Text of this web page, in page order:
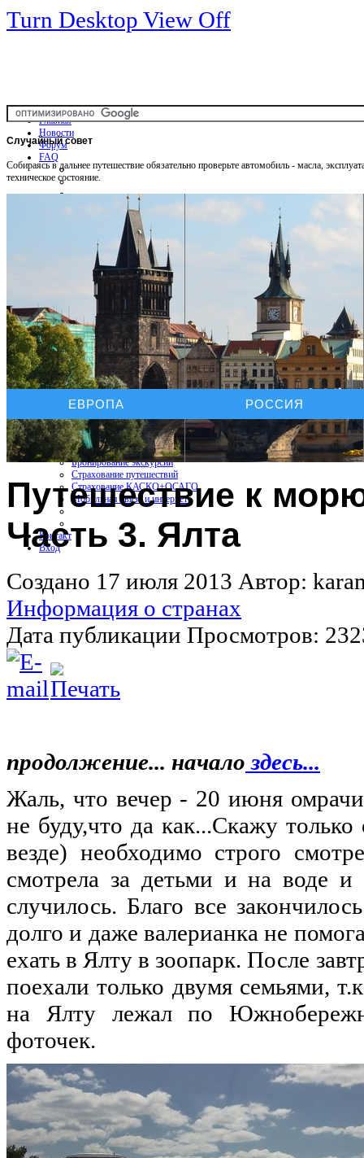
Turn Desktop View Off
Главная
Новости
Форум
FAQ
Общая информация
Советы Автотуристу
Правила дор.движения
Карты и путеводители
Интерактивная карта
Карты платных дорог
Карта сайта
Услуги On-line
Бронирование отелей
Бронирование автомобиля
Бронирование экскурсий
Страхование путешествий
Страхование КАСКО+ОСАГО
Мобильная связь и интернет
Контакт
Вход
Случайныйсовет
Собираясь в дальнее путешествие обязательно проверьте автомобиль - масла,
техническое состояние.
ЕВРОПА РОССИЯ
Путешествие к
Часть 3. Ялта
Создано 17 июля 2013 Автор:
Информация о странах
Дата публикации Просмотров:
продолжение... начало здесь...
Жаль, что вечер - 20 июня
не буду,что да как...Скажу
везде) необходимо строго
смотрела за детьми и на воде
случилось. Благо все
долго и даже валерианка не
ехать в Ялту в зоопарк. После
поехали только двумя семьями,
на Ялту лежал по
фоточек.